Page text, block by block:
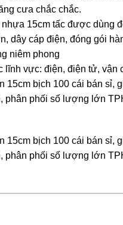
cưa chắc chắc.
15cm tấc được dùng
dây cáp điện, đóng gói
niêm phong
lĩnh vực: điện, điện tử, vận
15cm bịch 100 cái bán sỉ,
phân phối số lượng lớn
15cm bịch 100 cái bán sỉ,
phân phối số lượng lớn